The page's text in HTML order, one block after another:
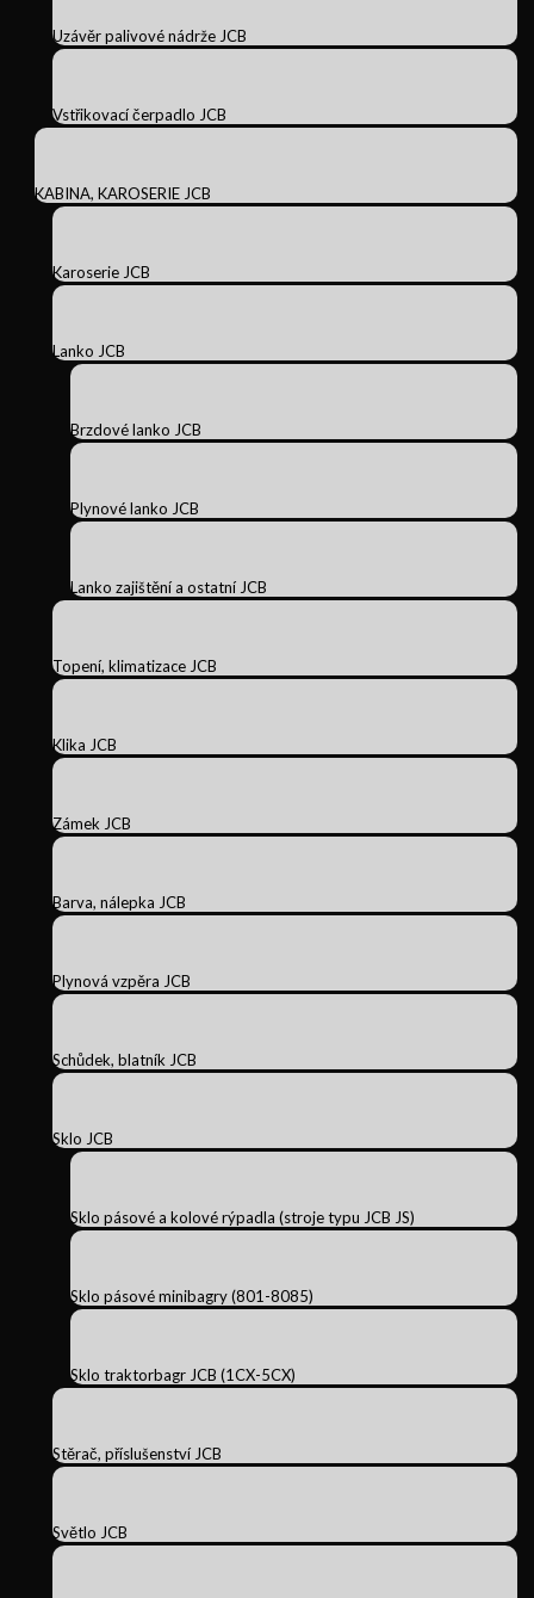
Uzávěr palivové nádrže JCB
Vstřikovací čerpadlo JCB
KABINA, KAROSERIE JCB
Karoserie JCB
Lanko JCB
Brzdové lanko JCB
Plynové lanko JCB
Lanko zajištění a ostatní JCB
Topení, klimatizace JCB
Klika JCB
Zámek JCB
Barva, nálepka JCB
Plynová vzpěra JCB
Schůdek, blatník JCB
Sklo JCB
Sklo pásové a kolové rýpadla (stroje typu JCB JS)
Sklo pásové minibagry (801-8085)
Sklo traktorbagr JCB (1CX-5CX)
Stěrač, příslušenství JCB
Světlo JCB